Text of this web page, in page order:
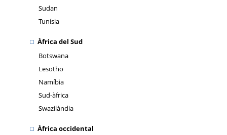
Sudan
Tunísia
Àfrica del Sud
Botswana
Lesotho
Namíbia
Sud-àfrica
Swazilàndia
Àfrica occidental